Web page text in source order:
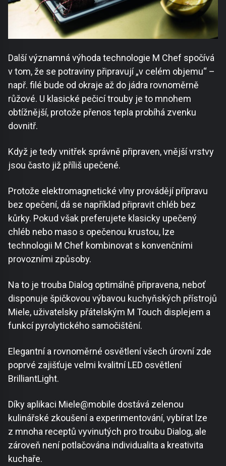
Další významná výhoda technologie M Chef spočívá
v tom, že se potraviny připravují „v celém objemu“ –
např. filé bude od okraje až do jádra rovnoměrně
růžové. U klasické pečicí trouby je to mnohem
obtížnější, protože přenos tepla probíhá zvenku
dovnitř.
Když je tedy vnitřek správně připraven, vnější vrstvy
jsou často již příliš upečené.
Protože elektromagnetické vlny provádějí přípravu
bez opečení, dá se například připravit chléb bez
kůrky. Pokud však preferujete klasicky upečený
chléb nebo maso s opečenou krustou, lze
technologii M Chef kombinovat s konvenčními
provozními způsoby.
Na to je trouba Dialog optimálně připravena, neboť
disponuje špičkovou výbavou kuchyňských přístrojů
Miele, uživatelsky přátelským M Touch displejem a
funkcí pyrolytického samočištění.
Elegantní a rovnoměrné osvětlení všech úrovní zde
poprvé zajišťuje velmi kvalitní LED osvětlení
BrilliantLight.
Díky aplikaci Miele@mobile dostává zelenou
kulinářské zkoušení a experimentování, vybírat lze
z mnoha receptů vyvinutých pro troubu Dialog, ale
zároveň není potlačována individualita a kreativita
kuchaře.